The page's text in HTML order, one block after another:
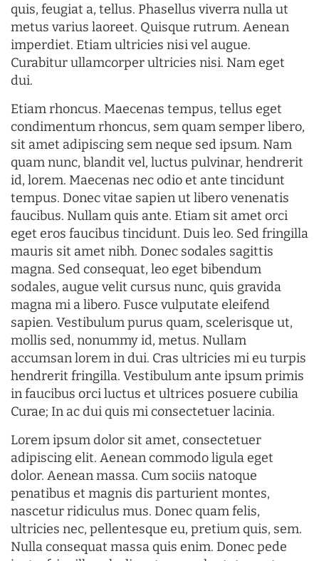
quis, feugiat a, tellus. Phasellus viverra nulla ut
metus varius laoreet. Quisque rutrum. Aenean
imperdiet. Etiam ultricies nisi vel augue.
Curabitur ullamcorper ultricies nisi. Nam eget
dui.
Etiam rhoncus. Maecenas tempus, tellus eget
condimentum rhoncus, sem quam semper libero,
sit amet adipiscing sem neque sed ipsum. Nam
quam nunc, blandit vel, luctus pulvinar, hendrerit
id, lorem. Maecenas nec odio et ante tincidunt
tempus. Donec vitae sapien ut libero venenatis
faucibus. Nullam quis ante. Etiam sit amet orci
eget eros faucibus tincidunt. Duis leo. Sed fringilla
mauris sit amet nibh. Donec sodales sagittis
magna. Sed consequat, leo eget bibendum
sodales, augue velit cursus nunc, quis gravida
magna mi a libero. Fusce vulputate eleifend
sapien. Vestibulum purus quam, scelerisque ut,
mollis sed, nonummy id, metus. Nullam
accumsan lorem in dui. Cras ultricies mi eu turpis
hendrerit fringilla. Vestibulum ante ipsum primis
in faucibus orci luctus et ultrices posuere cubilia
Curae; In ac dui quis mi consectetuer lacinia.
Lorem ipsum dolor sit amet, consectetuer
adipiscing elit. Aenean commodo ligula eget
dolor. Aenean massa. Cum sociis natoque
penatibus et magnis dis parturient montes,
nascetur ridiculus mus. Donec quam felis,
ultricies nec, pellentesque eu, pretium quis, sem.
Nulla consequat massa quis enim. Donec pede